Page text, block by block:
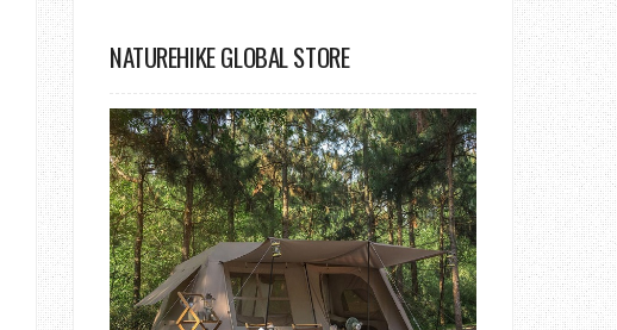
NATUREHIKE GLOBAL STORE